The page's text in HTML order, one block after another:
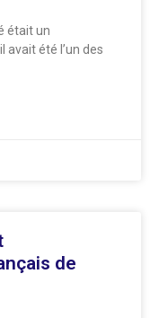
était un
avait été l’un des
de